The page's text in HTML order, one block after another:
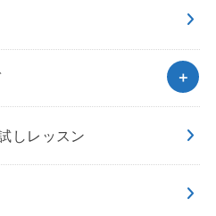
しレッスン